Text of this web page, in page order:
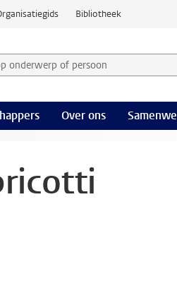
Bibliotheek
onderwerp of persoon en
Over ons